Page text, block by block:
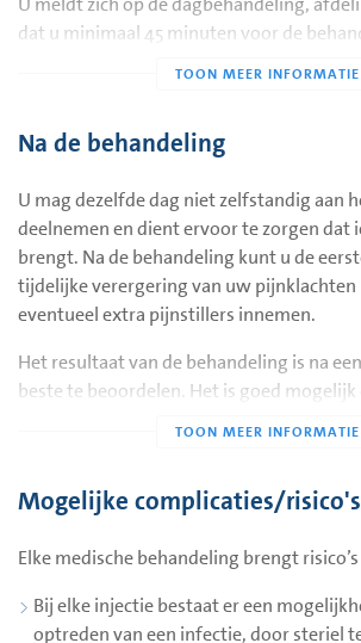
dat u minimaal 45 minuten voor de
U komt in rugligging op de behandeltafel
sedatie toegediend krijgt. Tevens worden
behandeling uw hartslag en
gemeten.
In overleg met u kan er een lokale
worden. Hierna brengt de pijnspecialist
röntgendoorlichting de naald op de juiste
gebracht, wordt met behulp van kleine
een mild prikkelend gevoel in de neus of
Als de naald goed staat, behandelt de
zenuwknoop met een elektrisch stroompje.
Na de behandeling blijft u ter controle nog
uitslaapkamer, totdat alle controles
Na de behandeling
U mag dezelfde dag niet zelfstandig aan
deelnemen en dient ervoor te zorgen dat
brengt. Na de behandeling kunt u de
tijdelijke verergering van uw
eventueel extra pijnstillers innemen.
Het resultaat van de behandeling is na
beste te beoordelen. Het is goed mogelijk
het resultaat van de behandeling met u
Belangrijk
Voor een goed verloop van de
Mogelijke complicaties/risico's
Elke medische behandeling brengt
Bij elke injectie bestaat er een
optreden van een infectie, door steriel